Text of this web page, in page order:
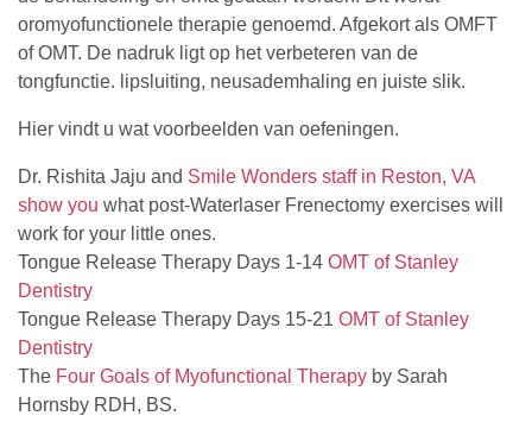
oromyofunctionele therapie genoemd. Afgekort als OMFT
of OMT. De nadruk ligt op het verbeteren van de
tongfunctie. lipsluiting, neusademhaling en juiste slik.
Hier vindt u wat voorbeelden van oefeningen.
Dr. Rishita Jaju and Smile Wonders staff in Reston, VA
show you what post-Waterlaser Frenectomy exercises will
work for your little ones.
Tongue Release Therapy Days 1-14 OMT of Stanley
Dentistry
Tongue Release Therapy Days 15-21 OMT of Stanley
Dentistry
The Four Goals of Myofunctional Therapy by Sarah
Hornsby RDH, BS.